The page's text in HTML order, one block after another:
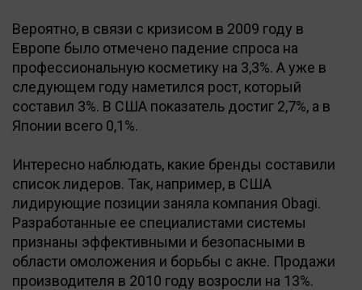
Вероятно, в связи с кризисом в 2009 году в
Европе было отмечено падение спроса на
профессиональную косметику на 3,3%. А уже в
следующем году наметился рост, который
составил 3%. В США показатель достиг 2,7%, а в
Японии всего 0,1%.
Интересно наблюдать, какие бренды составили
список лидеров. Так, например, в США
лидирующие позиции заняла компания Obagi.
Разработанные ее специалистами системы
признаны эффективными и безопасными в
области омоложения и борьбы с акне. Продажи
производителя в 2010 году возросли на 13%.